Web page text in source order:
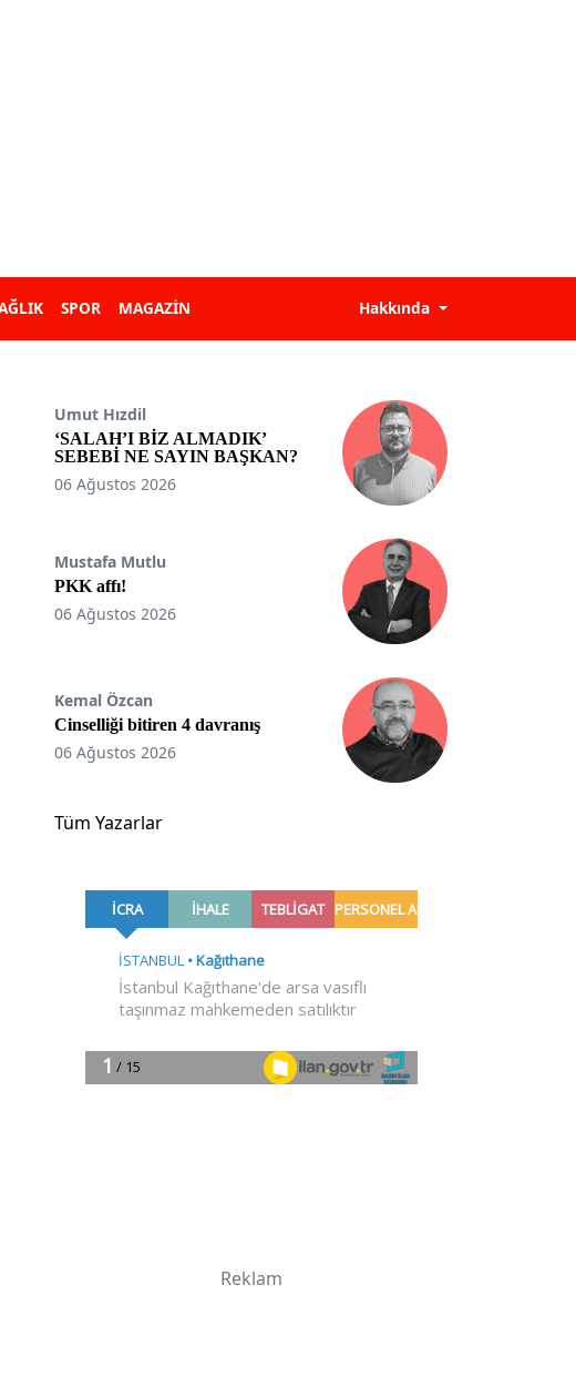
SPOR MAGAZİN Hakkında
Umut Hızdil
‘SALAH’I BİZ ALMADIK’
SEBEBİ NE SAYIN BAŞKAN?
06 Ağustos 2026
Mustafa Mutlu
PKK affı!
06 Ağustos 2026
Kemal Özcan
Cinselliği bitiren 4 davranış
06 Ağustos 2026
Tüm Yazarlar